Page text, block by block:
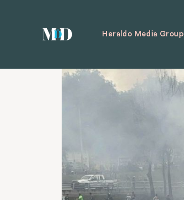
Heraldo Media Group